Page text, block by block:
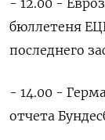
- 12.00 -
бюллетеня
последнего
- 14.00 -
отчета